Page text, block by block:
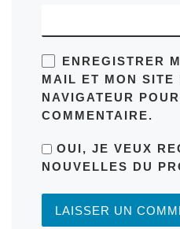
ENREGISTRER
MAIL ET MON SITE
NAVIGATEUR
COMMENTAIRE.
OUI, JE VEUX
NOUVELLES DU